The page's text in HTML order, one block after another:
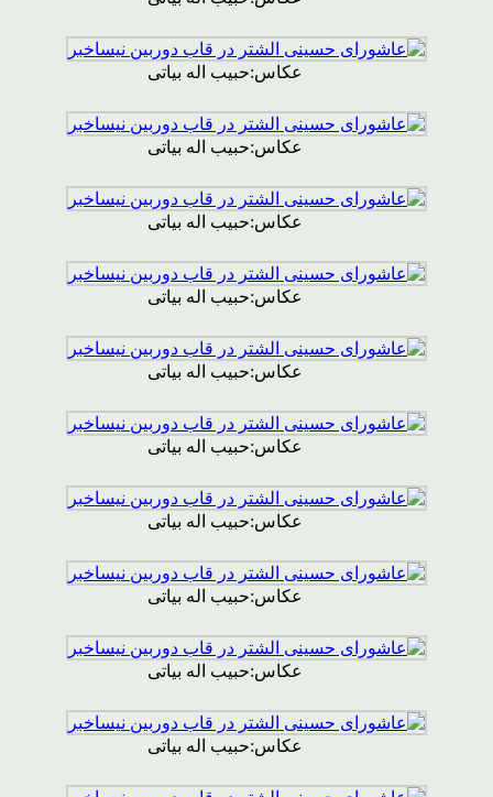
عکاس:حبیب اله بیاتی
عکاس:حبیب اله بیاتی
عکاس:حبیب اله بیاتی
عکاس:حبیب اله بیاتی
عکاس:حبیب اله بیاتی
عکاس:حبیب اله بیاتی
عکاس:حبیب اله بیاتی
عکاس:حبیب اله بیاتی
عکاس:حبیب اله بیاتی
عکاس:حبیب اله بیاتی